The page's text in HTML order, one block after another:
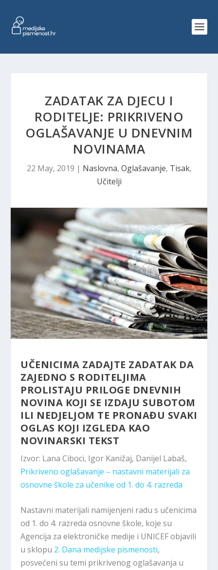
ZADATAK ZA DJECU I
RODITELJE: PRIKRIVENO
OGLAŠAVANJE U DNEVNIM
NOVINAMA
22 May, 2019 | Naslovna, Oglašavanje, Tisak,
Učitelji
UČENICIMA ZADAJTE ZADATAK DA
ZAJEDNO S RODITELJIMA
PROLISTAJU PRILOGE DNEVNIH
NOVINA KOJI SE IZDAJU SUBOTOM
ILI NEDJELJOM TE PRONAĐU SVAKI
OGLAS KOJI IZGLEDA KAO
NOVINARSKI TEKST
Izvor: Lana Ciboci, Igor Kanižaj, Danijel Labaš,
Prikriveno oglašavanje – nastavni materijali za
osnovne škole za učenike od 1. do 4. razreda
Nastavni materijali namijenjeni radu s učenicima
od 1. do 4. razreda osnovne škole, koje su
Agencija za elektroničke medije i UNICEF objavili
u sklopu 2. Dana medijske pismenosti,
posvećeni su temi prikrivenog oglašavanja u